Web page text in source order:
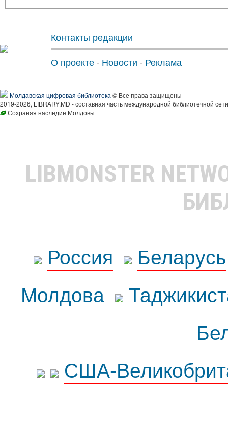
Контакты редакции
О проекте · Новости · Реклама
Молдавская цифровая библиотека © Все права защищены
2019-2026, LIBRARY.MD - составная часть международной библиотечной
Сохраняя наследие Молдовы
LIBMONSTER
Россия
Беларусь
Молдова
США-